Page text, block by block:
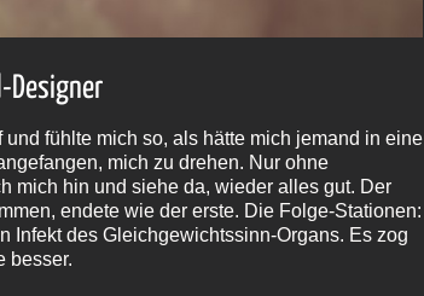
Designer
fühlte mich so, als hätte mich jemand in eine
mich zu drehen. Nur ohne
mich hin und siehe da, wieder alles gut. Der
endete wie der erste. Die Folge-Stationen:
Infekt des Gleichgewichtssinn-Organs. Es zog
besser.